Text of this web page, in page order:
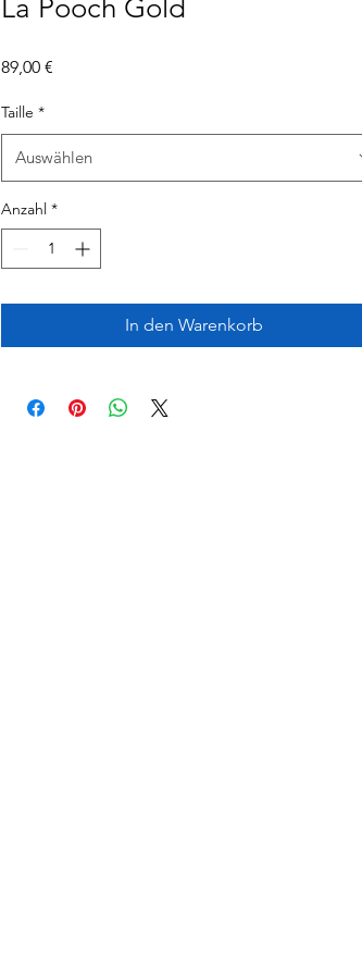
La Pooch Gold
89,00 €
Taille *
Auswählen
Anzahl *
In den Warenkorb